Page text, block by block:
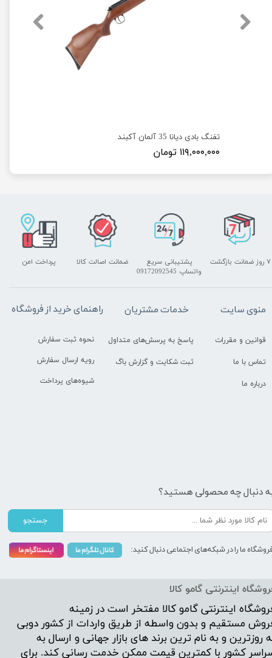
تفنگ بادی دیانا 35 آلمان آکبند
۱۱۹,۰۰۰,۰۰۰ تومان
اینترنتی گامو کالا
اینترنتی گامو کالا مفتخر است در زمینه
مستقیم و بدون واسطه از طریق واردات از کشور دوبی
روزترین و به نام ترین برند های بازار جهانی و ارسال به
کشور با کمترین قیمت ممکن خدمت رسانی کند. برای
پشتیبانی سریع
واتساپ 09172092545
پرداخت امن ۷ روز ضمانت بازگشت ضمانت اصالت کالا
راهنمای خرید از فروشگاه
نحوه ثبت سفارش
رویه ارسال سفارش
شیوه‌های پرداخت
خدمات مشتریان
پاسخ به پرسش‌های متداول
ثبت شکایت و گزارش باگ
منوی سایت
قوانین و مقررات
تماس با ما
درباره ما
دنبال چه محصولی هستید؟
جستجو
ما را در شبکه‌های اجتماعی دنبال کنید: